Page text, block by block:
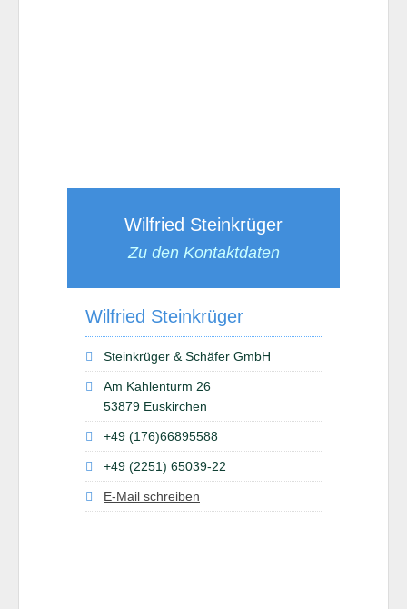
Wilfried Steinkrüger
Zu den Kontaktdaten
Wilfried Steinkrüger
Steinkrüger & Schäfer GmbH
Am Kahlenturm 26
53879 Euskirchen
+49 (176)66895588
+49 (2251) 65039-22
E-Mail schreiben